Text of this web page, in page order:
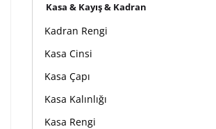
Kasa & Kayış & Kadran
Kadran Rengi
Kasa Cinsi
Kasa Çapı
Kasa Kalınlığı
Kasa Rengi